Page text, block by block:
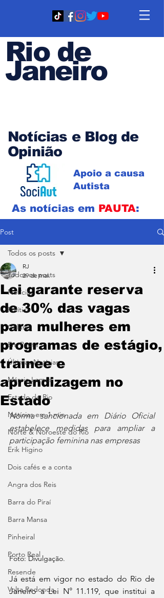
Rio de
Janeiro
Notícias e Blog de
Opinião
Apoio a causa
Autista
As notícias em PAUTA:
Post
Todos os posts
Notícias
Política
Coluna
Em Pauta
Últimas Notícias
Márcio Lemos
Estado do Rio
Notícias em 1 min
Norte & Noroeste do Rio
Erik Higino
Dois cafés e a conta
Angra dos Reis
Barra do Piraí
Barra Mansa
Pinheiral
Porto Real
Resende
Volta Redonda
Todos os posts
Lei garante reserva
de 30% das vagas
para mulheres em
programas de estágio,
trainee e
aprendizagem no
Estado
RJ
29 de mai.
Norma sancionada em Diário Oficial
estabelece medidas para ampliar a
participação feminina nas empresas
Foto: Divulgação.
Já está em vigor no estado do Rio de
Janeiro a Lei N° 11.119, que institui a